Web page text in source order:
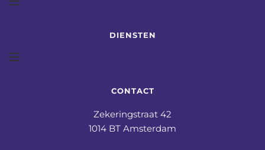
DIENSTEN
CONTACT
Zekeringstraat 42
1014 BT Amsterdam